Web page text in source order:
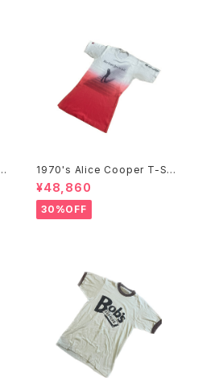
1970's Alice Cooper T-Shi
rts -1970年代 アリス・クーパ
ーTシャツ-
¥48,860
30%OFF